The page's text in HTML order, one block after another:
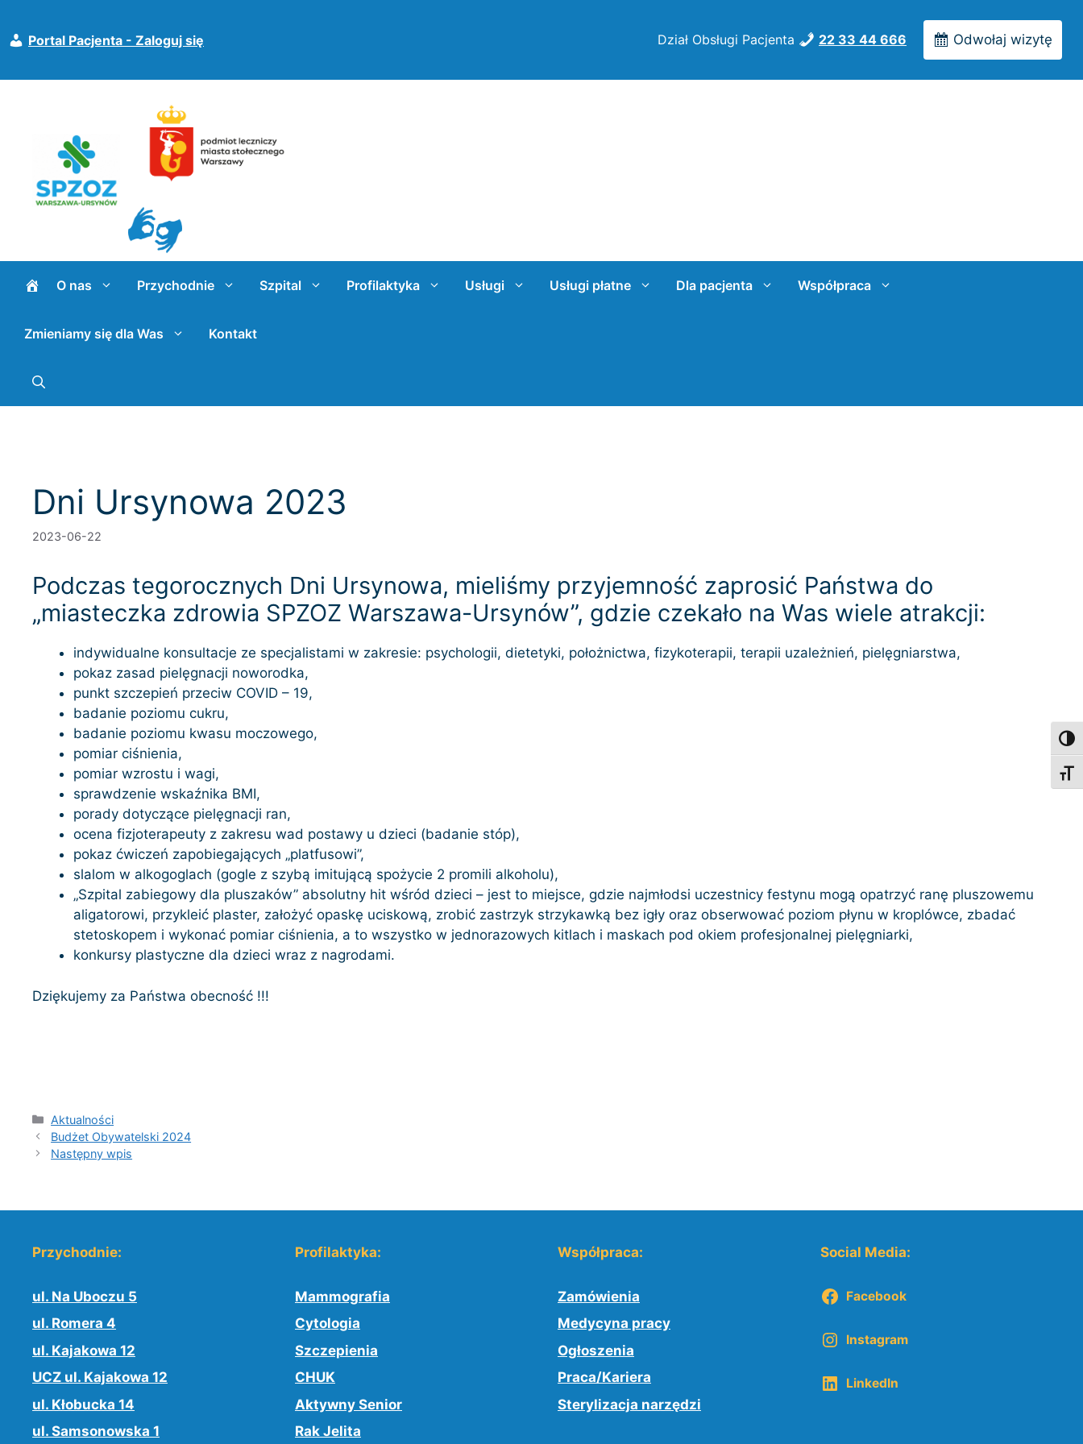
treści
Dział Obsługi Pacjenta 22 33 44 666 Odwołaj wizytę
Portal Pacjenta - Zaloguj się
O nas Przychodnie Szpital Profilaktyka Usługi Usługi płatne Dla pacjenta Współpraca
Zmieniamy się dla Was Kontakt
Dni Ursynowa 2023
2023-06-22
Podczas tegorocznych Dni Ursynowa, mieliśmy przyjemność zaprosić Państwa do
„miasteczka zdrowia SPZOZ Warszawa-Ursynów”, gdzie czekało na Was wiele atrakcji:
indywidualne konsultacje ze specjalistami w zakresie: psychologii, dietetyki, położnictwa, fizykoterapii, terapii uzależnień, pielęgniarstwa,
pokaz zasad pielęgnacji noworodka,
punkt szczepień przeciw COVID – 19,
badanie poziomu cukru,
badanie poziomu kwasu moczowego,
pomiar ciśnienia,
pomiar wzrostu i wagi,
sprawdzenie wskaźnika BMI,
porady dotyczące pielęgnacji ran,
ocena fizjoterapeuty z zakresu wad postawy u dzieci (badanie stóp),
pokaz ćwiczeń zapobiegających „platfusowi”,
slalom w alkogoglach (gogle z szybą imitującą spożycie 2 promili alkoholu),
„Szpital zabiegowy dla pluszaków” absolutny hit wśród dzieci – jest to miejsce, gdzie najmłodsi uczestnicy festynu mogą opatrzyć ranę pluszowemu
aligatorowi, przykleić plaster, założyć opaskę uciskową, zrobić zastrzyk strzykawką bez igły oraz obserwować poziom płynu w kroplówce, zbadać
stetoskopem i wykonać pomiar ciśnienia, a to wszystko w jednorazowych kitlach i maskach pod okiem profesjonalnej pielęgniarki,
konkursy plastyczne dla dzieci wraz z nagrodami.
Dziękujemy za Państwa obecność !!!
Kategorie
Aktualności
Budżet Obywatelski 2024
Następny wpis
Przychodnie:
ul. Na Uboczu 5
ul. Romera 4
ul. Kajakowa 12
UCZ ul. Kajakowa 12
ul. Kłobucka 14
ul. Samsonowska 1
Profilaktyka:
Mammografia
Cytologia
Szczepienia
CHUK
Aktywny Senior
Rak Jelita
Współpraca:
Zamówienia
Medycyna pracy
Ogłoszenia
Praca/Kariera
Sterylizacja narzędzi
Social Media:
Facebook
Instagram
LinkedIn